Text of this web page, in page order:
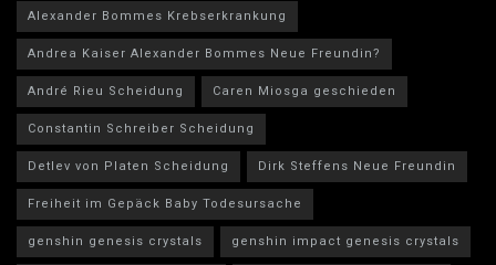
Alexander Bommes Krebserkrankung
Andrea Kaiser Alexander Bommes Neue Freundin?
André Rieu Scheidung
Caren Miosga geschieden
Constantin Schreiber Scheidung
Detlev von Platen Scheidung
Dirk Steffens Neue Freundin
Freiheit im Gepäck Baby Todesursache
genshin genesis crystals
genshin impact genesis crystals